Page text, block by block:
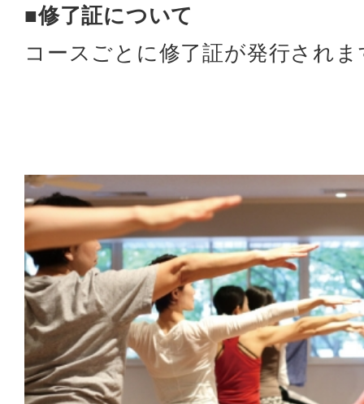
■修了証について
コースごとに修了証が発行されま